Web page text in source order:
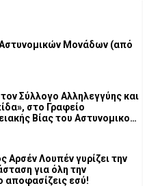
Μονάδων (από
Σύλλογο Αλληλεγγύης και
στο Γραφείο
Βίας του Αστυνομικού
Αρσέν Λουπέν γυρίζει την
για όλη την
το αποφασίζεις εσύ!